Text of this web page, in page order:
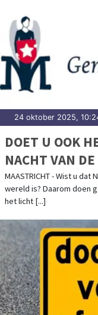
24 oktober 2025,
DOET U OOK
NACHT VAN
MAASTRICHT - Wist u
wereld is? Daarom doen
het licht [...]